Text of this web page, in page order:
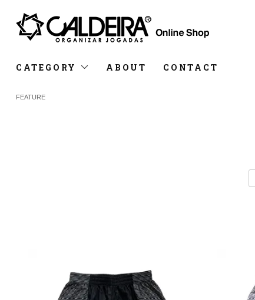
CATEGORY ABOUT CONTACT
FEATURE